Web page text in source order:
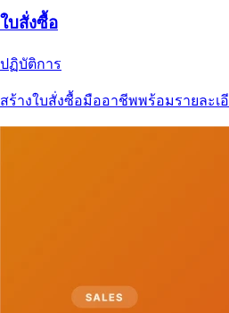
ใบสั่งซื้อ
ปฏิบัติการ
สร้างใบสั่งซื้อมืออาชีพพร้อมรายละเ